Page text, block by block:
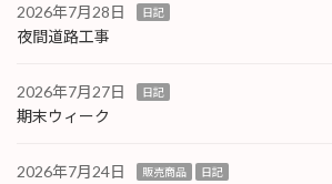
2026年7月28日 日記
夜間道路工事
2026年7月27日 日記
期末ウィーク
2026年7月24日 販売商品 日記